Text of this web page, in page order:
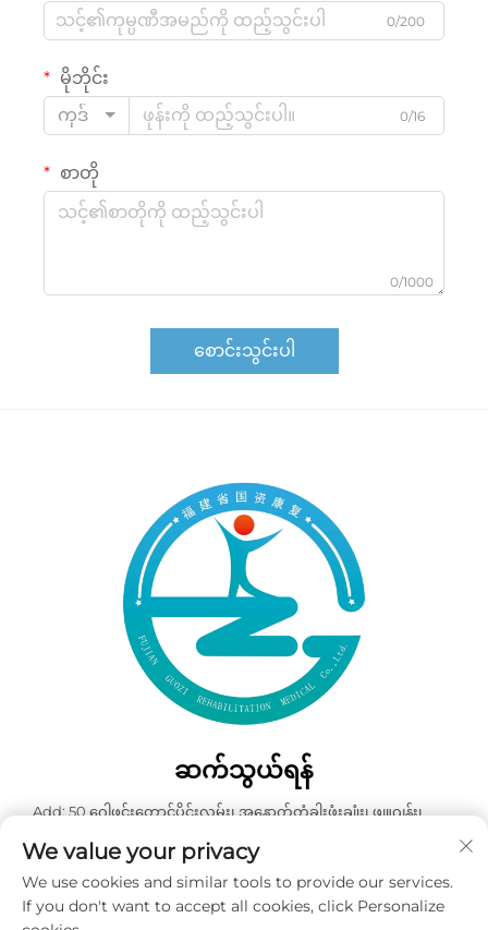
0/200
မိုဘိုင်း
ကုဒ်
0/16
စာတို
0/1000
စောင်းသွင်းပါ
ဆက်သွယ်ရန်
Add: 50 ဂေါဖင်းတောင်ပိုင်းလမ်း၊ အနောက်တံခါးဖုံးချုံး၊ ဖျူဂျန်း၊
+86-19859128239
အီးမေးလ်:[email protected]
We value your privacy
We use cookies and similar tools to provide our services.
If you don't want to accept all cookies, click Personalize